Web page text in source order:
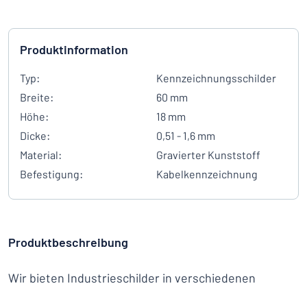
Produktinformation
Typ:
Kennzeichnungsschilder
Breite:
60 mm
Höhe:
18 mm
Dicke:
0,51 - 1,6 mm
Material:
Gravierter Kunststoff
Befestigung:
Kabelkennzeichnung
Produktbeschreibung
Wir bieten Industrieschilder in verschiedenen